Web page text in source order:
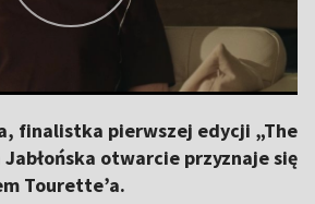
finalistka pierwszej edycji „The
Jabłońska otwarcie przyznaje się
Tourette’a.